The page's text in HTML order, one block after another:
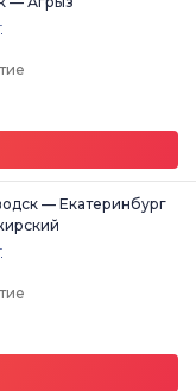
— Екатеринбург